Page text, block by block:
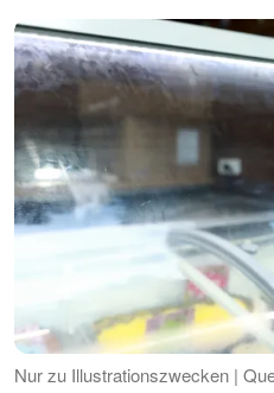
Nur zu Illustrationszwecken |